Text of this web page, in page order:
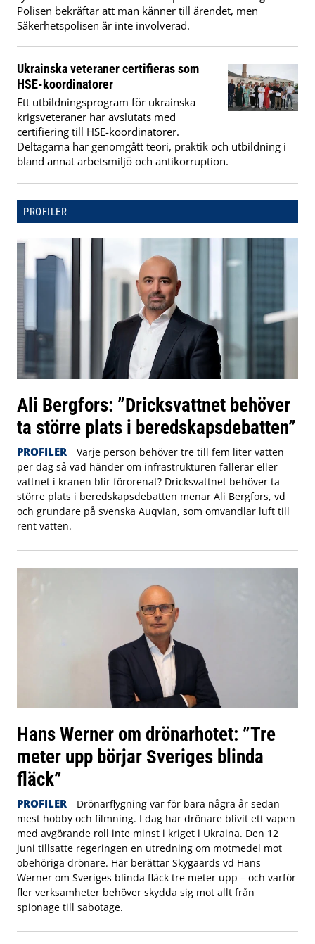
Polisen bekräftar att man känner till ärendet, men
Säkerhetspolisen är inte involverad.
Ukrainska veteraner certifieras som
HSE-koordinatorer
Ett utbildningsprogram för ukrainska
krigsveteraner har avslutats med
certifiering till HSE-koordinatorer.
Deltagarna har genomgått teori, praktik och utbildning i
bland annat arbetsmiljö och antikorruption.
PROFILER
Ali Bergfors: ”Dricksvattnet behöver
ta större plats i beredskapsdebatten”
PROFILER
Varje person behöver tre till fem liter vatten
per dag så vad händer om infrastrukturen fallerar eller
vattnet i kranen blir förorenat? Dricksvattnet behöver ta
större plats i beredskapsdebatten menar Ali Bergfors, vd
och grundare på svenska Auqvian, som omvandlar luft till
rent vatten.
Hans Werner om drönarhotet: ”Tre
meter upp börjar Sveriges blinda
fläck”
PROFILER
Drönarflygning var för bara några år sedan
mest hobby och filmning. I dag har drönare blivit ett vapen
med avgörande roll inte minst i kriget i Ukraina. Den 12
juni tillsatte regeringen en utredning om motmedel mot
obehöriga drönare. Här berättar Skygaards vd Hans
Werner om Sveriges blinda fläck tre meter upp – och varför
fler verksamheter behöver skydda sig mot allt från
spionage till sabotage.